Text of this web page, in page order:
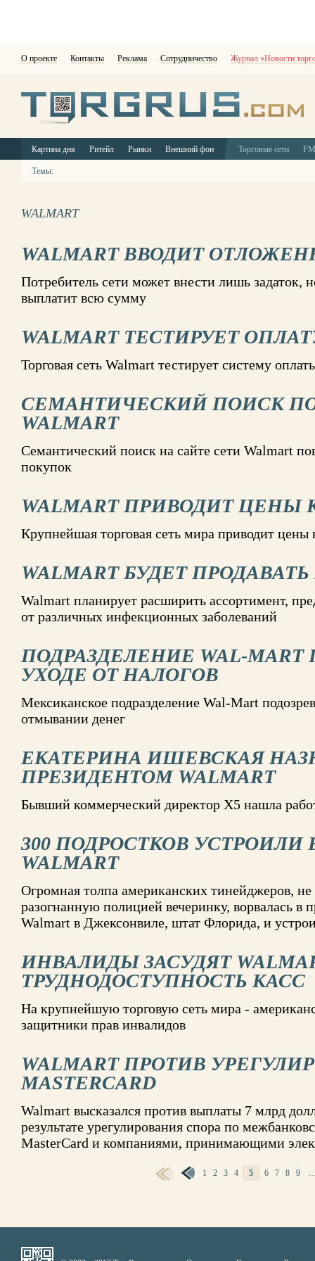
О проекте Контакты Реклама Сотрудничество Журнал «Новости
Картина дня Ритейл Рынки Внешний фон Торговые сети
Темы:
WALMART
WALMART ВВОДИТ
Потребитель сети может внести лишь задаток,
выплатит всю сумму
WALMART ТЕСТИРУЕТ
Торговая сеть Walmart тестирует систему
СЕМАНТИЧЕСКИЙ ПОИСК
WALMART
Семантический поиск на сайте сети Walmart
покупок
WALMART ПРИВОДИТ ЦЕНЫ
Крупнейшая торговая сеть мира приводит цены
WALMART БУДЕТ
Walmart планирует расширить ассортимент,
от различных инфекционных заболеваний
ПОДРАЗДЕЛЕНИЕ WAL-
УХОДЕ ОТ НАЛОГОВ
Мексиканское подразделение Wal-Mart
отмывании денег
ЕКАТЕРИНА ИШЕВСКАЯ
ПРЕЗИДЕНТОМ WALMART
Бывший коммерческий директор Х5 нашла
300 ПОДРОСТКОВ УСТРОИЛИ
WALMART
Огромная толпа американских тинейджеров,
разогнанную полицией вечеринку, ворвалась в
Walmart в Джексонвиле, штат Флорида, и
ИНВАЛИДЫ ЗАСУДЯТ
ТРУДНОДОСТУПНОСТЬ КАСС
На крупнейшую торговую сеть мира -
защитники прав инвалидов
WALMART ПРОТИВ
MASTERCARD
Walmart высказался против выплаты 7 млрд
результате урегулирования спора по
MasterCard и компаниями, принимающими
1 2 3 4 5 6 7 8 9